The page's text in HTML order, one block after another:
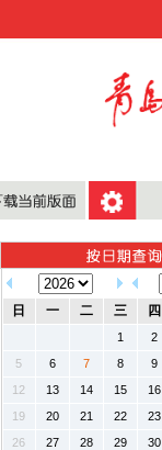
日 一 二 三 四
1 2
5
6 7 8 9
12
13 14 15 16
19
20 21 22 23
26
27 28 29 30